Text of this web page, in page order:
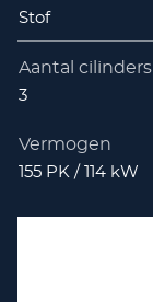
Stof
Aantal cilinders
3
Vermogen
155 PK / 114 kW